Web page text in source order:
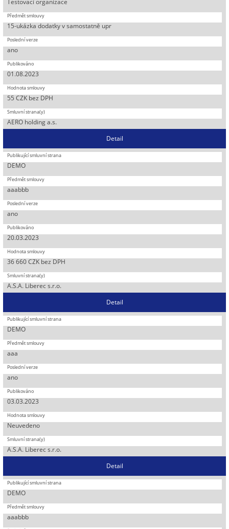
15-ukázka dodatky v samostatně upr
ano
01.08.2023
55 CZK bez DPH
AERO holding a.s.
Detail
DEMO
aaabbb
ano
20.03.2023
36 660 CZK bez DPH
A.S.A. Liberec s.r.o.
Detail
DEMO
aaa
ano
03.03.2023
Neuvedeno
A.S.A. Liberec s.r.o.
Detail
DEMO
aaabbb